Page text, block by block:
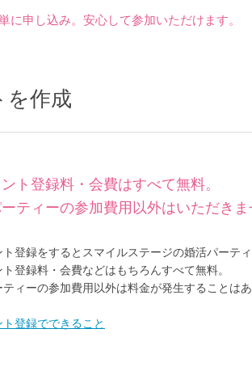
に申し込み。 安心して参加いただけます。
を作成
ト登録料・会費はすべて無料。
ティーの参加費用以外はいただき
ト登録をするとスマイルステージの婚活パーテ
ト登録料・会費などはもちろんすべて無料。
ティーの参加費用以外は料金が発生することは
ト登録でできること